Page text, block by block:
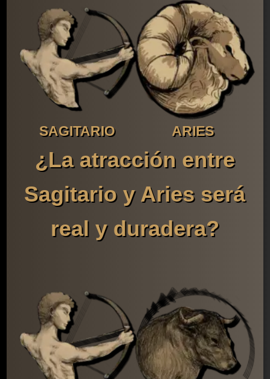
SAGITARIO ARIES
¿La atracción entre
Sagitario y Aries será
real y duradera?